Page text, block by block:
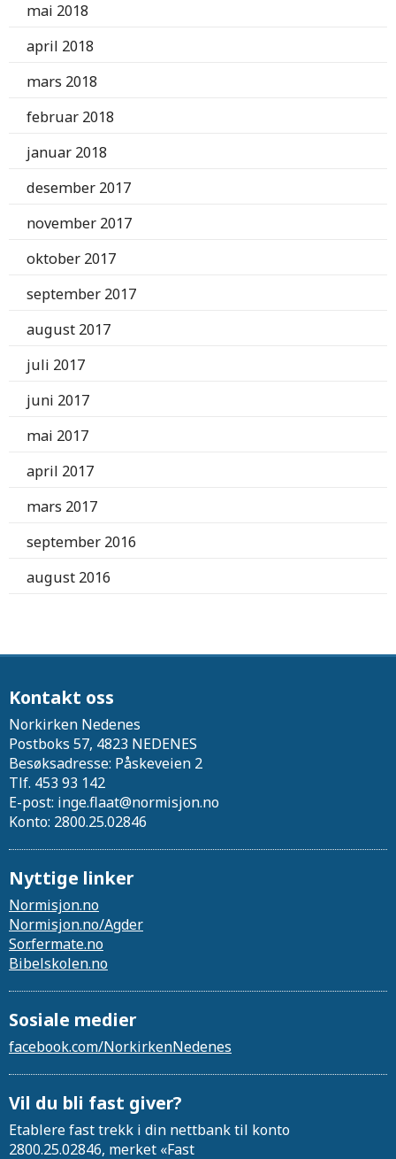
mai 2018
april 2018
mars 2018
februar 2018
januar 2018
desember 2017
november 2017
oktober 2017
september 2017
august 2017
juli 2017
juni 2017
mai 2017
april 2017
mars 2017
september 2016
august 2016
Kontakt oss
Norkirken Nedenes
Postboks 57, 4823 NEDENES
Besøksadresse: Påskeveien 2
Tlf. 453 93 142
E-post: inge.flaat@normisjon.no
Konto: 2800.25.02846
Nyttige linker
Normisjon.no
Normisjon.no/Agder
Sor.fermate.no
Bibelskolen.no
Sosiale medier
facebook.com/NorkirkenNedenes
Vil du bli fast giver?
Etablere fast trekk i din nettbank til konto
2800.25.02846, merket «Fast